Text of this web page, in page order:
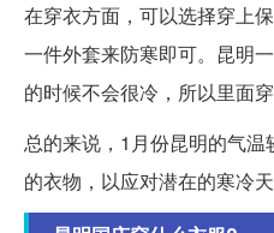
在穿衣方面，可以选择穿上
一件外套来防寒即可。昆明
的时候不会很冷，所以里面
总的来说，1月份昆明的气
的衣物，以应对潜在的寒冷天